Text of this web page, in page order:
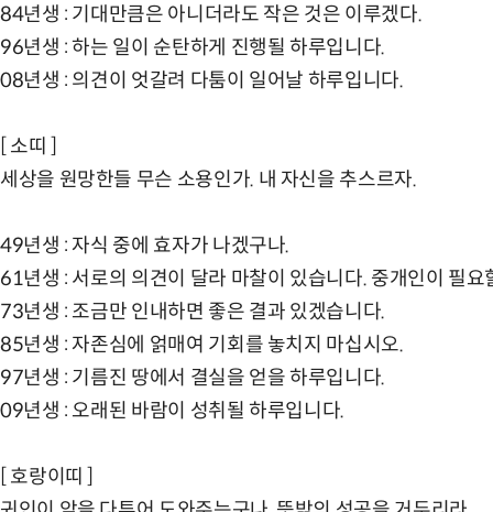
84년생 : 기대만큼은 아니더라도 작은 것은 이루겠다.
96년생 : 하는 일이 순탄하게 진행될 하루입니다.
08년생 : 의견이 엇갈려 다툼이 일어날 하루입니다.
[ 소띠 ]
세상을 원망한들 무슨 소용인가. 내 자신을 추스르자.
49년생 : 자식 중에 효자가 나겠구나.
61년생 : 서로의 의견이 달라 마찰이 있습니다. 중개인이 필요
73년생 : 조금만 인내하면 좋은 결과 있겠습니다.
85년생 : 자존심에 얽매여 기회를 놓치지 마십시오.
97년생 : 기름진 땅에서 결실을 얻을 하루입니다.
09년생 : 오래된 바람이 성취될 하루입니다.
[ 호랑이띠 ]